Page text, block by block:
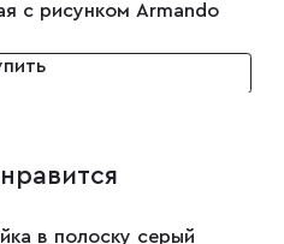
с рисунком Armando